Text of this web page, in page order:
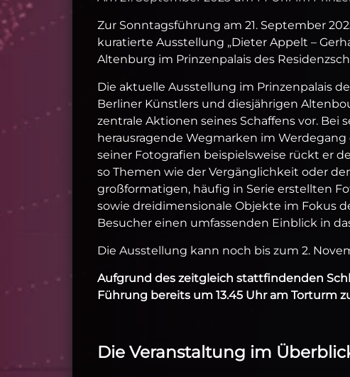
Zur Sonntagsführung am 21. September
kuratierte Ausstellung „Dieter Appelt –
Altenburg im Prinzenpalais des
Die aktuelle Ausstellung im Prinzenpalais
Berliner Künstlers und diesjährigen
zentrale Aktionen seines Schaffens vor.
herausragende Wegmarken im
seiner Fotografien beispielsweise rückt er
so Themen wie der Vergänglichkeit oder
großformatigen, häufig in Serie erstellten
sowie dreidimensionale Objekte im Fokus
Besucher einen umfassenden Einblick in
Die Ausstellung kann noch bis zum 2.
Aufgrund des zeitgleich stattfindenden
Führung bereits um 13.45 Uhr am Torturm
Die Veranstaltung im